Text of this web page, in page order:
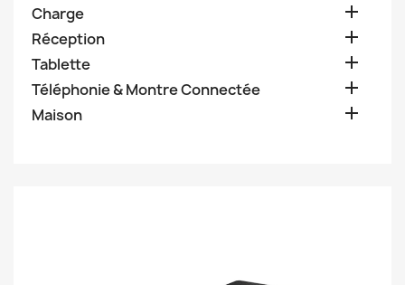
Charge 
Réception 
Tablette 
Téléphonie & Montre Connectée 
Maison 